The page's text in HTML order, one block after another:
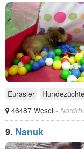
Eurasier
46487 Wesel -
9. Nanuk